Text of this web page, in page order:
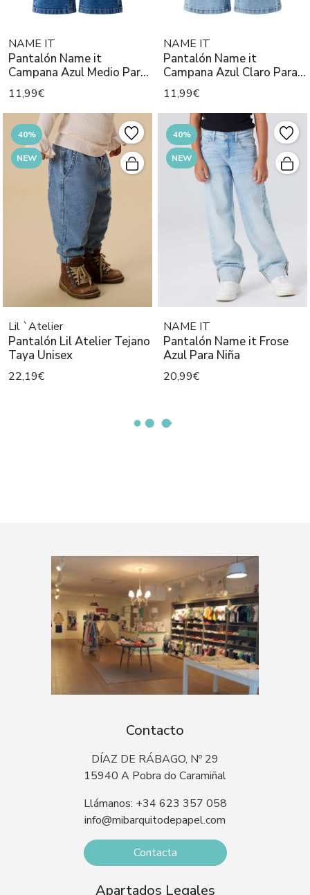
NAME IT
Pantalón Name it
Campana Azul Medio Para
Niña
11,99€
NAME IT
Pantalón Name it
Campana Azul Claro Para
Niña
11,99€
40%
NEW
Lil `Atelier
Pantalón Lil Atelier Tejano
Taya Unisex
22,19€
40%
NEW
NAME IT
Pantalón Name it Frose
Azul Para Niña
20,99€
Contacto
DÍAZ DE RÁBAGO, Nº 29
15940 A Pobra do Caramiñal
Llámanos: +34 623 357 058
info@mibarquitodepapel.com
Contacta
Apartados Legales